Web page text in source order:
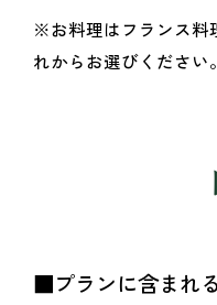
※お料理はフランス料
れからお選びください。
■プランに含まれ